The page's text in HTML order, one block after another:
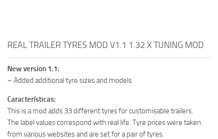
REAL TRAILER TYRES MOD V1.1 1.32.X TUNING MOD
New version 1.1:
– Added additional tyre sizes and models
Características:
This is a mod adds 33 different tyres for customisable trailers.
The label values correspond with real life. Tyre prices were taken
from various websites and are set for a pair of tyres.